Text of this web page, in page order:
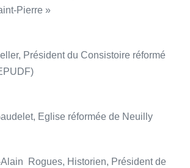
Pierre »
Président du Consistoire réformé
Eglise réformée de Neuilly
Rogues, Historien, Président de